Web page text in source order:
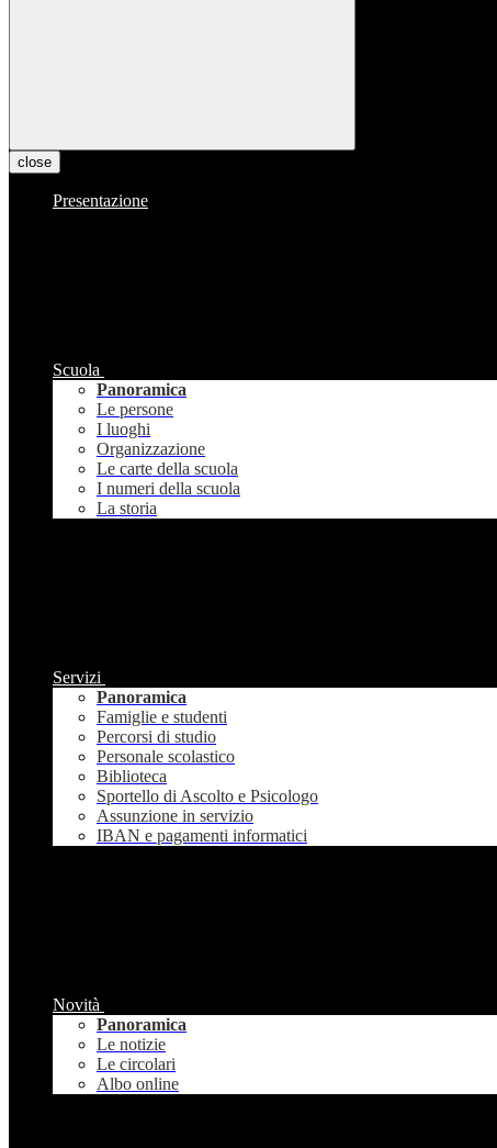
close
Presentazione
Scuola
Panoramica
Le persone
I luoghi
Organizzazione
Le carte della scuola
I numeri della scuola
La storia
Servizi
Panoramica
Famiglie e studenti
Percorsi di studio
Personale scolastico
Biblioteca
Sportello di Ascolto e Psicologo
Assunzione in servizio
IBAN e pagamenti informatici
Novità
Panoramica
Le notizie
Le circolari
Albo online